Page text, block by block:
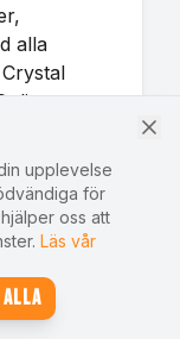
alla
upplevelse
för
oss att
Läs vår
alla